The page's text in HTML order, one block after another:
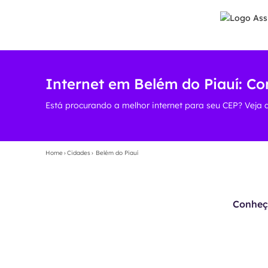
Internet em Belém do Piauí:
Está procurando a melhor internet para seu CEP?
Home›Cidades› Belém do Piauí